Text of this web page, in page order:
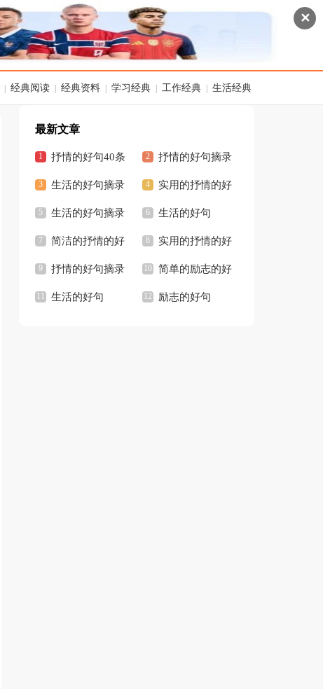
✕
经典阅读 经典资料 学习经典 工作经典 生活经典
最新文章
抒情的好句40条 抒情的好句摘录
生活的好句摘录 实用的抒情的好
句59条
生活的好句摘录 生活的好句
简洁的抒情的好
句48条
实用的抒情的好
句
抒情的好句摘录 简单的励志的好
句
生活的好句 励志的好句